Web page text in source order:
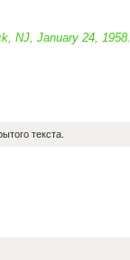
NJ, January 24, 1958.
текста.